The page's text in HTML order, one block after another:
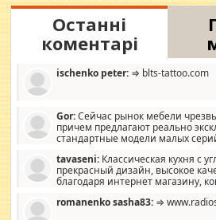
Останні
коментарі
ischenko peter: ⇒ blts-tattoo.com
Gor:Сейчас рынок мебели
причем предлагают реально
стандартные модели малых
стандартные формы, в MebelOk,
со вкусом все в порядке, без ненужных
мебель, а это не последний фактор.
tavaseni: Классическая кухня с
прекрасный дизайн, высокое
благодаря интернет магазину,
romanenko sasha83: ⇒